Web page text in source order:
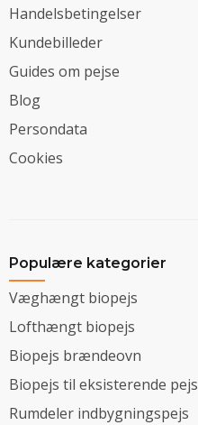
Handelsbetingelser
Kundebilleder
Guides om pejse
Blog
Persondata
Cookies
Populære kategorier
Væghængt biopejs
Lofthængt biopejs
Biopejs brændeovn
Biopejs til eksisterende pejs
Rumdeler indbygningspejs